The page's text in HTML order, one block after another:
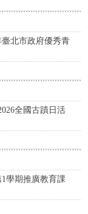
北市政府優秀青
全國古蹟日活
學期推廣教育課